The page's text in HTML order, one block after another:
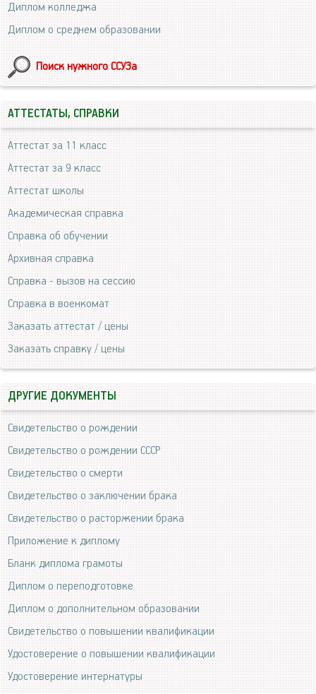
Диплом колледжа
Диплом о среднем образовании
Поиск нужного ССУЗа
АТТЕСТАТЫ, СПРАВКИ
Аттестат за 11 класс
Аттестат за 9 класс
Аттестат школы
Академическая справка
Справка об обучении
Архивная справка
Справка - вызов на сессию
Справка в военкомат
Заказать аттестат / цены
Заказать справку / цены
ДРУГИЕ ДОКУМЕНТЫ
Свидетельство о рождении
Свидетельство о рождении СССР
Свидетельство о смерти
Свидетельство о заключении брака
Свидетельство о расторжении брака
Приложение к диплому
Бланк диплома грамоты
Диплом о переподготовке
Диплом о дополнительном образовании
Свидетельство о повышении квалификации
Удостоверение о повышении квалификации
Удостоверение интернатуры